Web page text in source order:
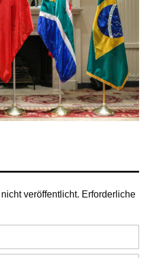
veröffentlicht. Erforderliche